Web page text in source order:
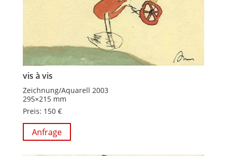
vis à vis
Zeichnung/Aquarell 2003
295×215 mm
Preis: 150 €
Anfrage